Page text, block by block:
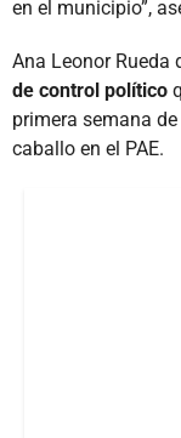
en el municipio”,
Ana Leonor Rueda
de control político
primera semana
caballo en el PAE.